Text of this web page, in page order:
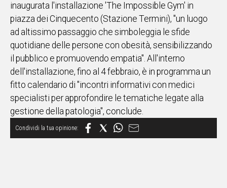
inaugurata l'installazione 'The Impossible Gym' in
piazza dei Cinquecento (Stazione Termini), "un luogo
ad altissimo passaggio che simboleggia le sfide
quotidiane delle persone con obesità, sensibilizzando
il pubblico e promuovendo empatia". All'interno
dell'installazione, fino al 4 febbraio, è in programma un
fitto calendario di "incontri informativi con medici
specialisti per approfondire le tematiche legate alla
gestione della patologia", conclude.